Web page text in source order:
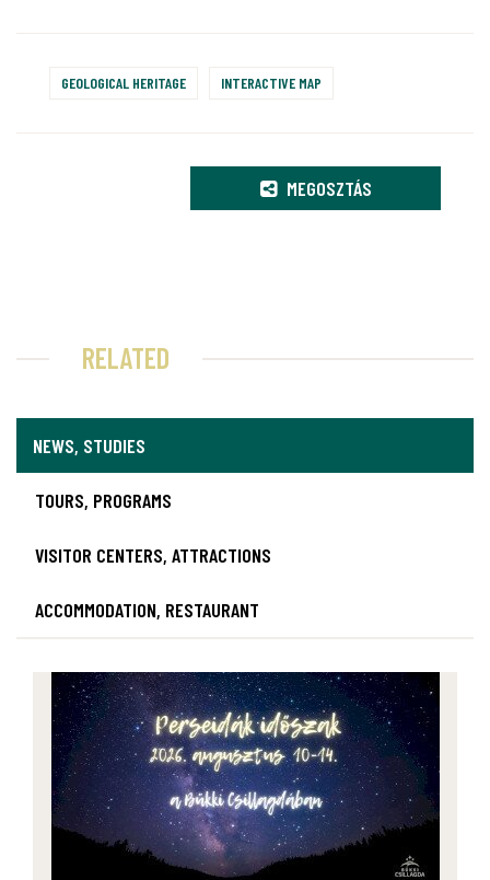
GEOLOGICAL HERITAGE INTERACTIVE MAP
MEGOSZTÁS
RELATED
NEWS, STUDIES
TOURS, PROGRAMS
VISITOR CENTERS, ATTRACTIONS
ACCOMMODATION, RESTAURANT